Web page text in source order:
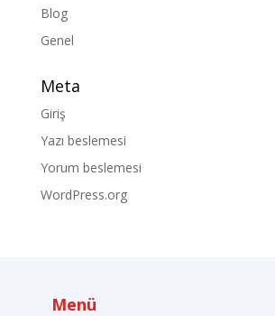
Blog
Genel
Meta
Giriş
Yazı beslemesi
Yorum beslemesi
WordPress.org
Menü